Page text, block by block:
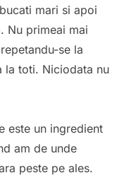
mari si apoi
Nu primeai mai
se la
la toti. Niciodata nu
este un ingredient
am de unde
peste pe ales.